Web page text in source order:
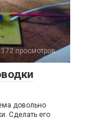
просмотров
довольно
Сделать его